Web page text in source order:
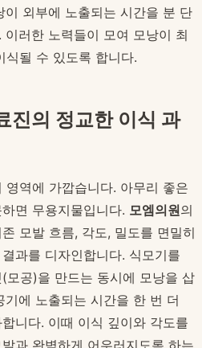
이 외부에 노출되는 시간을 분 단
러한 노력들이 모여 모낭이 최
식될 수 있도록 합니다.
진의 정교한 이식 과
역에 가깝습니다. 아무리 좋은
면 무용지물입니다. 모엠의원의
모발 흐름, 각도, 밀도를 면밀히
과를 디자인합니다. 식모기를
모공)을 만드는 동시에 모낭을 삽
에 노출되는 시간을 한 번 더
니다. 이때 이식 깊이와 각도를